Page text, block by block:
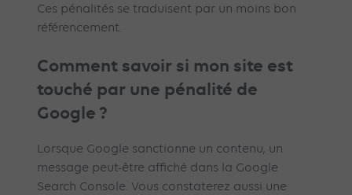
Ces pénalités se traduisent par un moins bon
référencement.
Comment savoir si mon site est
touché par une pénalité de
Google ?
Lorsque Google sanctionne un contenu, un
message peut-être affiché dans la Google
Search Console. Vous constaterez aussi une